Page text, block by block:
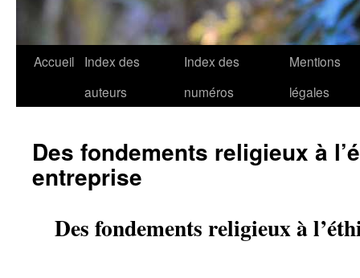
Accueil
Index des
auteurs
Index des
numéros
Mentions
légales
Des fondements religieux à
entreprise
Des fondements religieux à